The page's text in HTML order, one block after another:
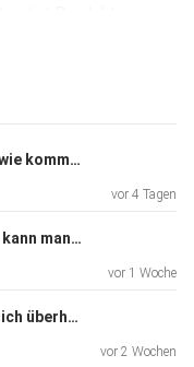
Produktion:
Impressu
Datensc
Immer dieselben Vorwürfe – wie kommt man da raus?
vor 4 Tagen
Seit Jahren schlechter Sex – kann man das noch retten?
vor 1 Woche
Partnersuche mit Kind: Habe ich überhaupt noch eine Chance?
vor 2 Wochen